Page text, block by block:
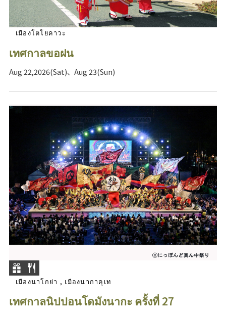
เมืองโตโยคาวะ
เทศกาลขอฝน
Aug 22,2026(Sat)、Aug 23(Sun)
เมืองนาโกย่า , เมืองนากาคุเท
เทศกาลนิปปอนโดมังนากะ ครั้งที่ 27